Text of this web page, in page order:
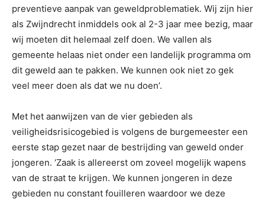
preventieve aanpak van geweldproblematiek. Wij zijn hier
als Zwijndrecht inmiddels ook al 2-3 jaar mee bezig, maar
wij moeten dit helemaal zelf doen. We vallen als
gemeente helaas niet onder een landelijk programma om
dit geweld aan te pakken. We kunnen ook niet zo gek
veel meer doen als dat we nu doen’.
Met het aanwijzen van de vier gebieden als
veiligheidsrisicogebied is volgens de burgemeester een
eerste stap gezet naar de bestrijding van geweld onder
jongeren. ‘Zaak is allereerst om zoveel mogelijk wapens
van de straat te krijgen. We kunnen jongeren in deze
gebieden nu constant fouilleren waardoor we deze